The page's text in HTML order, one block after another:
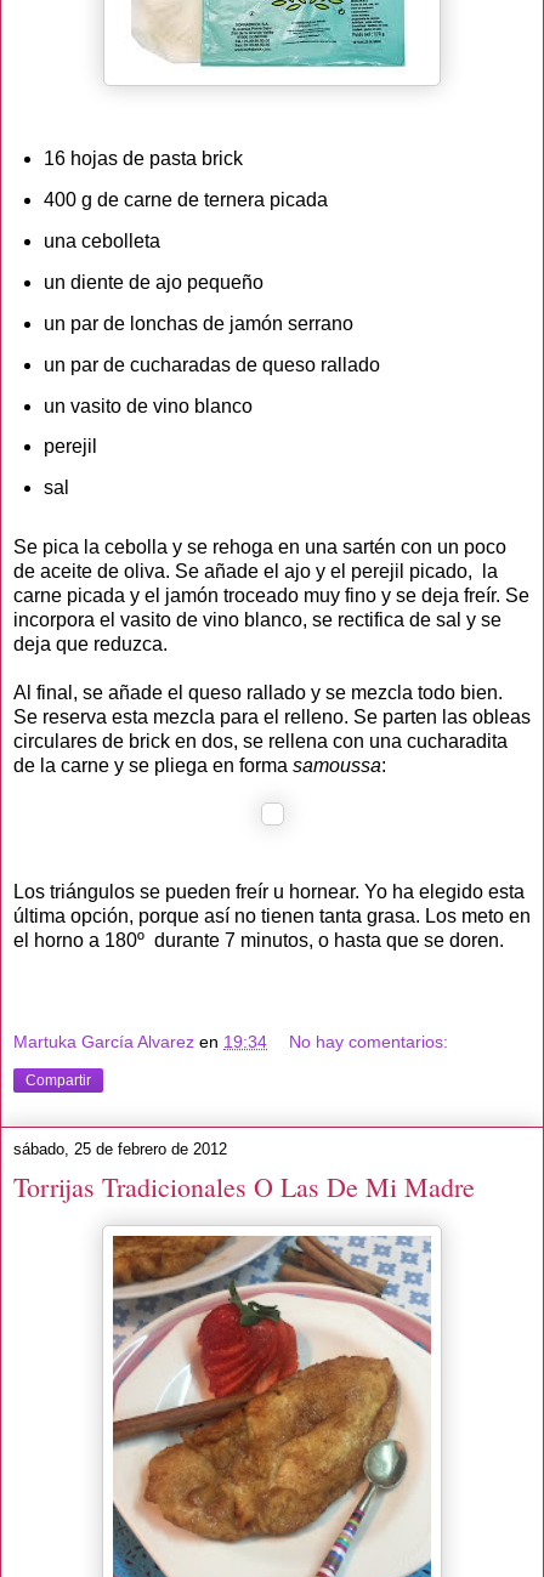
16 hojas de pasta brick
400 g de carne de ternera picada
una cebolleta
un diente de ajo pequeño
un par de lonchas de jamón serrano
un par de cucharadas de queso rallado
un vasito de vino blanco
perejil
sal
Se pica la cebolla y se rehoga en una sartén con un poco
de aceite de oliva. Se añade el ajo y el perejil picado, la
carne picada y el jamón troceado muy fino y se deja freír. Se
incorpora el vasito de vino blanco, se rectifica de sal y se
deja que reduzca.
Al final, se añade el queso rallado y se mezcla todo bien.
Se reserva esta mezcla para el relleno. Se parten las obleas
circulares de brick en dos, se rellena con una cucharadita
de la carne y se pliega en forma samoussa:
Los triángulos se pueden freír u hornear. Yo ha elegido esta
última opción, porque así no tienen tanta grasa. Los meto en
el horno a 180º durante 7 minutos, o hasta que se doren.
Martuka García Alvarez en 19:34 No hay comentarios:
Compartir
sábado, 25 de febrero de 2012
Torrijas Tradicionales O Las De Mi Madre